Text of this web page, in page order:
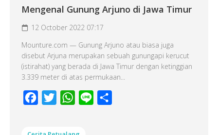
Mengenal Gunung Arjuno di Jawa Timur
12 October 2022 07:17
Mounture.com — Gunung Arjuno atau biasa juga
disebut Arjuna merupakan sebuah gunungapi kerucut
(istirahat) yang berada di Jawa Timur dengan ketinggian
3.339 meter di atas permukaan...
Facebook
Twitter WhatsApp
Line